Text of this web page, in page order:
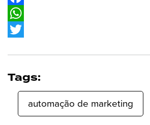
Facebook
WhatsApp
Tags:
automação de marketing